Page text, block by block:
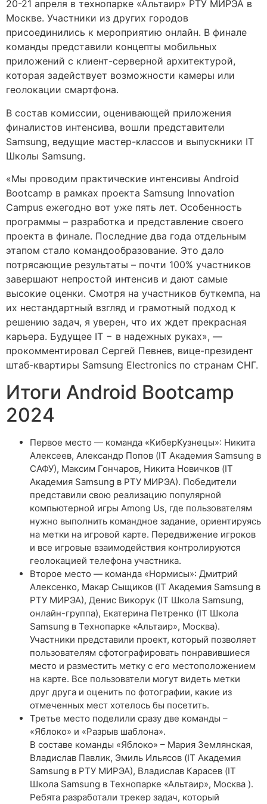
20-21 апреля в технопарке «Альтаир» РТУ МИРЭА в
Москве. Участники из других городов
присоединились к мероприятию онлайн. В финале
команды представили концепты мобильных
приложений с клиент-серверной архитектурой,
которая задействует возможности камеры или
геолокации смартфона.
В состав комиссии, оценивающей приложения
финалистов интенсива, вошли представители
Samsung, ведущие мастер-классов и выпускники IT
Школы Samsung.
«Мы проводим практические интенсивы Android
Bootcamp в рамках проекта Samsung Innovation
Campus ежегодно вот уже пять лет. Особенность
программы – разработка и представление своего
проекта в финале. Последние два года отдельным
этапом стало командообразование. Это дало
потрясающие результаты – почти 100% участников
завершают непростой интенсив и дают самые
высокие оценки. Смотря на участников буткемпа, на
их нестандартный взгляд и грамотный подход к
решению задач, я уверен, что их ждет прекрасная
карьера. Будущее IT − в надежных руках», —
прокомментировал Сергей Певнев, вице-президент
штаб-квартиры Samsung Electronics по странам СНГ.
Итоги Android Bootcamp
2024
Первое место — команда «КиберКузнецы»: Никита
Алексеев, Александр Попов (IT Академия Samsung в
САФУ), Максим Гончаров, Никита Новичков (IT
Академия Samsung в РТУ МИРЭА). Победители
представили свою реализацию популярной
компьютерной игры Among Us, где пользователям
нужно выполнить командное задание, ориентируясь
на метки на игровой карте. Передвижение игроков
и все игровые взаимодействия контролируются
геолокацией телефона участника.
Второе место — команда «Нормисы»: Дмитрий
Алексенко, Макар Сыщиков (IT Академия Samsung в
РТУ МИРЭА), Денис Викорук (IT Школа Samsung,
онлайн-группа), Екатерина Петренко (IT Школа
Samsung в Технопарке «Альтаир», Москва).
Участники представили проект, который позволяет
пользователям сфотографировать понравившиеся
место и разместить метку с его местоположением
на карте. Все пользователи могут видеть метки
друг друга и оценить по фотографии, какие из
отмеченных мест хотелось бы посетить.
Третье место поделили сразу две команды –
«Яблоко» и «Разрыв шаблона».
В составе команды «Яблоко» – Мария Землянская,
Владислав Павлик, Эмиль Ильясов (IT Академия
Samsung в РТУ МИРЭА), Владислав Карасев (IT
Школа Samsung в Технопарке «Альтаир», Москва ).
Ребята разработали трекер задач, который